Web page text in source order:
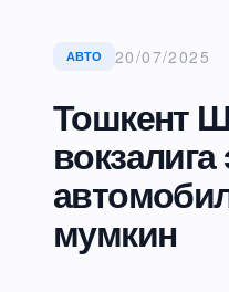
АВТО 20/07/2025
Тошкент
мумкин